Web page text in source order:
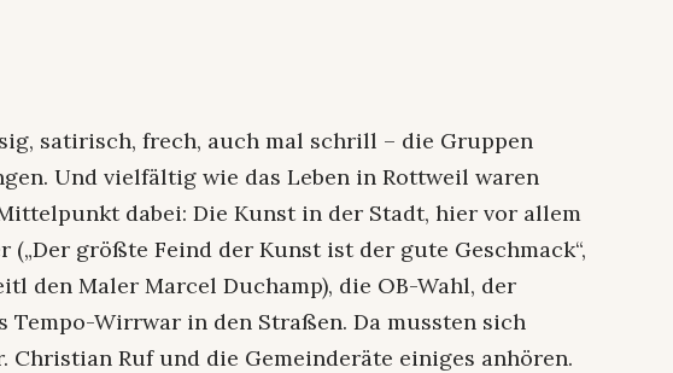
satirisch, frech, auch mal schrill – die Gruppen
Und vielfältig wie das Leben in Rottweil waren
dabei: Die Kunst in der Stadt, hier vor allem
größte Feind der Kunst ist der gute Geschmack“,
den Maler Marcel Duchamp), die OB-Wahl, der
Tempo-Wirrwar in den Straßen. Da mussten sich
Christian Ruf und die Gemeinderäte einiges anhören.